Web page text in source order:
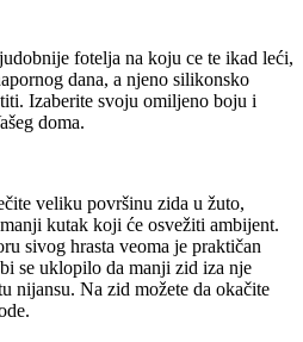
fotelja na koju ce te ikad leći,
dana, a njeno silikonsko
Izaberite svoju omiljeno boju i
doma.
veliku površinu zida u žuto,
kutak koji će osvežiti ambijent.
sivog hrasta veoma je praktičan
se uklopilo da manji zid iza nje
nijansu. Na zid možete da okačite